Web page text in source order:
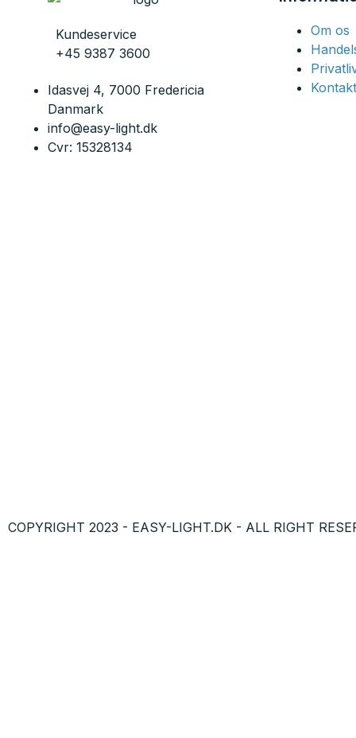
Kundeservice
+45 9387 3600
Idasvej 4, 7000 Fredericia
Danmark
info@easy-light.dk
Cvr: 15328134
Om os
COPYRIGHT 2023 - EASY-LIGHT.DK - ALL RIGHT